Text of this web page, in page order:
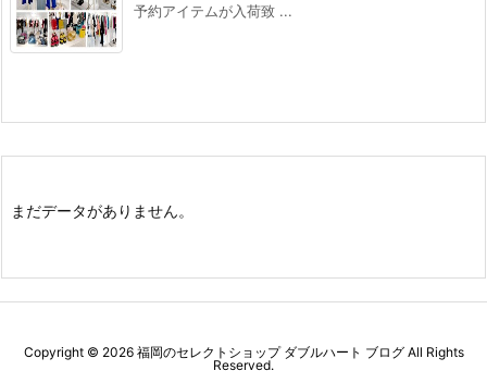
予約アイテムが入荷致 ...
まだデータがありません。
Copyright © 2026 福岡のセレクトショップ ダブルハート ブログAll Rights
Reserved.